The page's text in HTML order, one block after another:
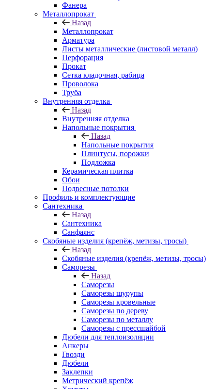
Фанера
Металлопрокат
Назад
Металлопрокат
Арматура
Листы металлические (листовой металл)
Перфорация
Прокат
Сетка кладочная, рабица
Проволока
Труба
Внутренняя отделка
Назад
Внутренняя отделка
Напольные покрытия
Назад
Напольные покрытия
Плинтусы, порожки
Подложка
Керамическая плитка
Обои
Подвесные потолки
Профиль и комплектующие
Сантехника
Назад
Сантехника
Санфаянс
Скобяные изделия (крепёж, метизы, тросы)
Назад
Скобяные изделия (крепёж, метизы, тросы)
Саморезы
Назад
Саморезы
Саморезы шурупы
Саморезы кровельные
Саморезы по дереву
Саморезы по металлу
Саморезы с прессшайбой
Дюбели для теплоизоляции
Анкеры
Гвозди
Дюбели
Заклепки
Метрический крепёж